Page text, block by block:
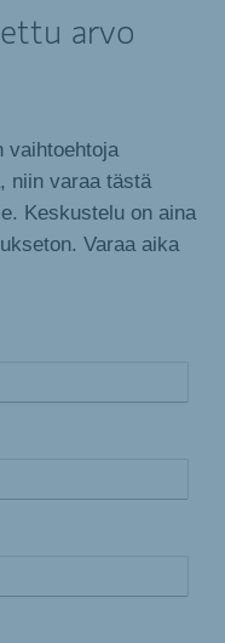
arvo
vaihtoehtoja
niin varaa tästä
Keskustelu on aina
Varaa aika